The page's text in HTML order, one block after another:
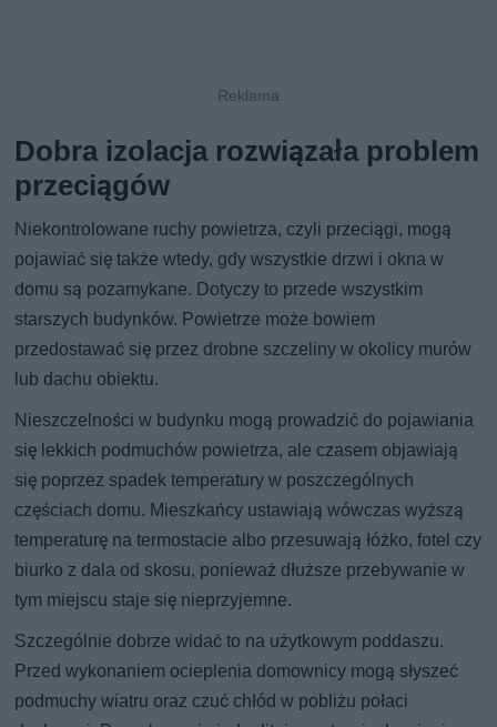
Dobra izolacja rozwiązała problem
przeciągów
Niekontrolowane ruchy powietrza, czyli przeciągi, mogą
pojawiać się także wtedy, gdy wszystkie drzwi i okna w
domu są pozamykane. Dotyczy to przede wszystkim
starszych budynków. Powietrze może bowiem
przedostawać się przez drobne szczeliny w okolicy murów
lub dachu obiektu.
Nieszczelności w budynku mogą prowadzić do pojawiania
się lekkich podmuchów powietrza, ale czasem objawiają
się poprzez spadek temperatury w poszczególnych
częściach domu. Mieszkańcy ustawiają wówczas wyższą
temperaturę na termostacie albo przesuwają łóżko, fotel czy
biurko z dala od skosu, ponieważ dłuższe przebywanie w
tym miejscu staje się nieprzyjemne.
Szczególnie dobrze widać to na użytkowym poddaszu.
Przed wykonaniem ocieplenia domownicy mogą słyszeć
podmuchy wiatru oraz czuć chłód w pobliżu połaci